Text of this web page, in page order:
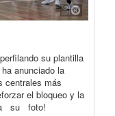
su plantilla
anunciado la
centrales más
el bloqueo y la
su foto!